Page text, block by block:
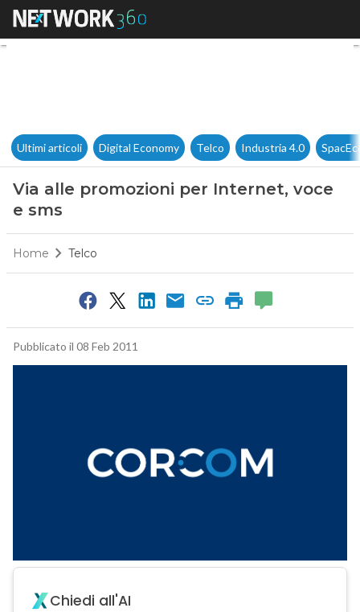
Via alle promozioni per
Ultimi articoli Digital Economy Telco Industria 4.0
Via alle promozioni per Internet, voce
e sms
Home Telco
Pubblicato il 08 Feb 2011
Chiedi all'AI